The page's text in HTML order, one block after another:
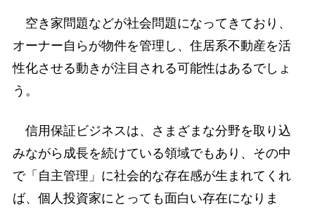
空き家問題などが社会問題になってきており、
オーナー自らが物件を管理し、住居系不動産を活
性化させる動きが注目される可能性はあるでしょ
う。
信用保証ビジネスは、さまざまな分野を取り込
みながら成長を続けている領域でもあり、その中
で「自主管理」に社会的な存在感が生まれてくれ
ば、個人投資家にとっても面白い存在になりま